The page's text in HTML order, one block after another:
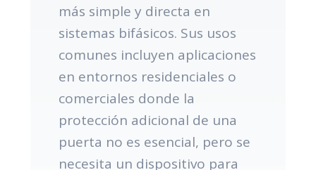
más simple y directa en
sistemas bifásicos. Sus usos
comunes incluyen aplicaciones
en entornos residenciales o
comerciales donde la
protección adicional de una
puerta no es esencial, pero se
necesita un dispositivo para